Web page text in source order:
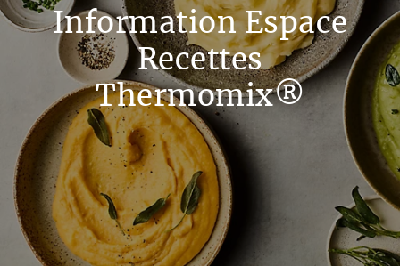
Information Espace
Recettes
Thermomix®